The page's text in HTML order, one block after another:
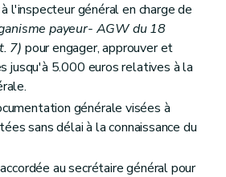
l'inspecteur général en charge de
payeur- AGW du 18
7) pour engager, approuver et
jusqu'à 5.000 euros relatives à la
générale visées à
sans délai à la connaissance du
au secrétaire général pour